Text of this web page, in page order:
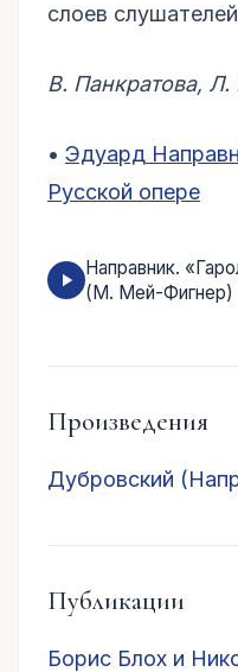
слоев
В. Панкратова, Л.
• Эдуард
Русской опере
Направник.
(М. Мей-Фигнер)
Произведения
Дубровский
Публикации
Борис Блох и